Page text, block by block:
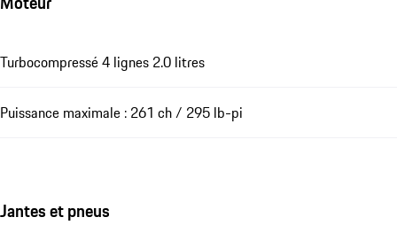
Turbocompressé 4 lignes 2.0 litres
Puissance maximale : 261 ch / 295 lb-pi
Jantes et pneus